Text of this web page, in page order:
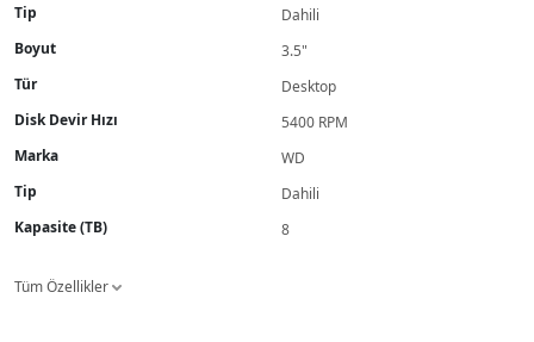
Tip
Dahili
Boyut
3.5"
Tür
Desktop
Disk Devir Hızı
5400 RPM
Marka
WD
Tip
Dahili
Kapasite (TB)
8
Tüm Özellikler